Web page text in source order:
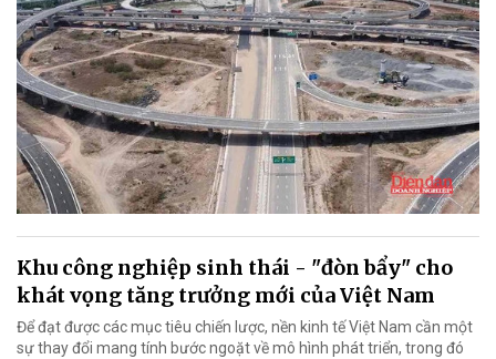
Khu công nghiệp sinh thái - "đòn bẩy" cho
khát vọng tăng trưởng mới của Việt Nam
Để đạt được các mục tiêu chiến lược, nền kinh tế Việt Nam cần một
sự thay đổi mang tính bước ngoặt về mô hình phát triển, trong đó